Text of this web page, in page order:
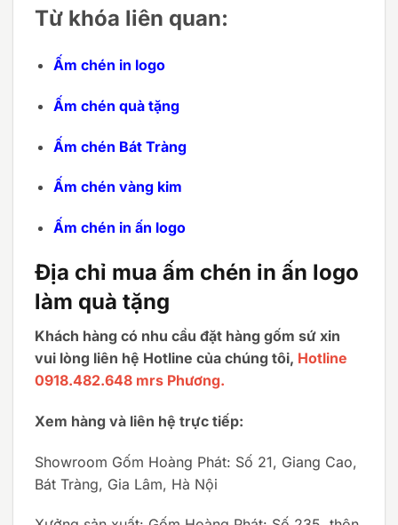
Từ khóa liên quan:
Ấm chén in logo
Ấm chén quà tặng
Ấm chén Bát Tràng
Ấm chén vàng kim
Ấm chén in ấn logo
Địa chỉ mua ấm chén in ấn logo
làm quà tặng
Khách hàng có nhu cầu đặt hàng gốm sứ xin
vui lòng liên hệ Hotline của chúng tôi, Hotline
0918.482.648 mrs Phương.
Xem hàng và liên hệ trực tiếp:
Showroom Gốm Hoàng Phát: Số 21, Giang Cao,
Bát Tràng, Gia Lâm, Hà Nội